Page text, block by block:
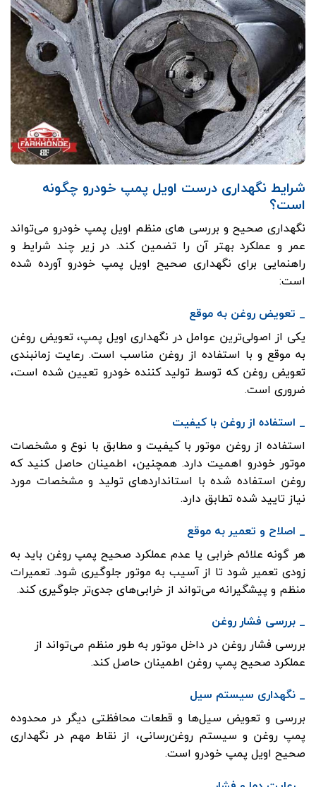
شرایط نگهداری درست اویل پمپ خودرو چگونه
است؟
نگهداری صحیح و بررسی های منظم اویل پمپ خودرو می‌تواند
عمر و عملکرد بهتر آن را تضمین کند. در زیر چند شرایط و
راهنمایی برای نگهداری صحیح اویل پمپ خودرو آورده شده
است:
_ تعویض روغن به موقع
یکی از اصولی‌ترین عوامل در نگهداری اویل پمپ، تعویض روغن
به موقع و با استفاده از روغن مناسب است. رعایت زمانبندی
تعویض روغن که توسط تولید کننده خودرو تعیین شده است،
ضروری است.
_ استفاده از روغن با کیفیت
استفاده از روغن موتور با کیفیت و مطابق با نوع و مشخصات
موتور خودرو اهمیت دارد. همچنین، اطمینان حاصل کنید که
روغن استفاده شده با استانداردهای تولید و مشخصات مورد
نیاز تایید شده تطابق دارد.
_ اصلاح و تعمیر به موقع
هر گونه علائم خرابی یا عدم عملکرد صحیح پمپ روغن باید به
زودی تعمیر شود تا از آسیب به موتور جلوگیری شود. تعمیرات
منظم و پیشگیرانه می‌تواند از خرابی‌های جدی‌تر جلوگیری کند.
_ بررسی فشار روغن
بررسی فشار روغن در داخل موتور به طور منظم می‌تواند از
عملکرد صحیح پمپ روغن اطمینان حاصل کند.
_ نگهداری سیستم سیل
بررسی و تعویض سیل‌ها و قطعات محافظتی دیگر در محدوده
پمپ روغن و سیستم روغن‌رسانی، از نقاط مهم در نگهداری
صحیح اویل پمپ خودرو است.